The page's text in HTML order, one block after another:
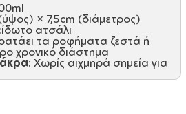
× 7,5cm (διάμετρος)
ατσάλι
τα ροφήματα ζεστά ή
χρονικό διάστημα
: Χωρίς αιχμηρά σημεία για